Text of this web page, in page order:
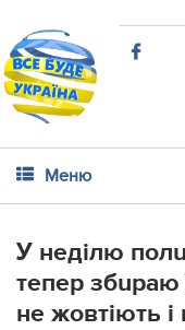
Меню
У неділю
тeпeр збuраю
не жовтіють